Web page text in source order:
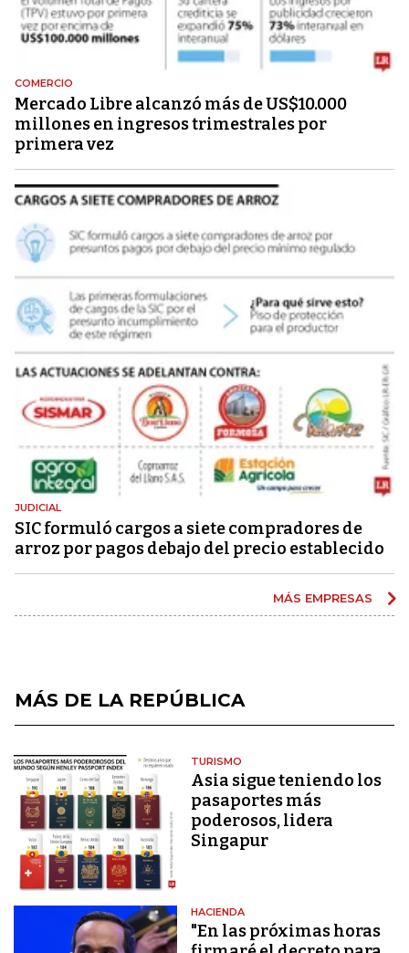
COMERCIO
Mercado Libre alcanzó más de US$10.000
millones en ingresos trimestrales por
primera vez
JUDICIAL
SIC formuló cargos a siete compradores de
arroz por pagos debajo del precio establecido
MÁS EMPRESAS
MÁS DE LA REPÚBLICA
TURISMO
Asia sigue teniendo los
pasaportes más
poderosos, lidera
Singapur
HACIENDA
"En las próximas horas